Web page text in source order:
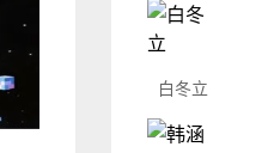
白冬立